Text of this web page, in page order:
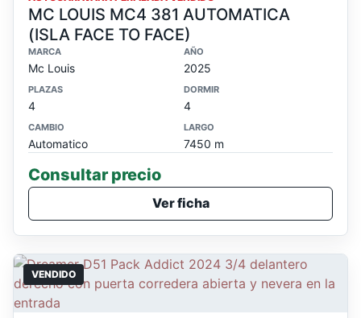
MC LOUIS MC4 381 AUTOMATICA
(ISLA FACE TO FACE)
MARCA
Mc Louis
AÑO
2025
PLAZAS
4
DORMIR
4
CAMBIO
Automatico
LARGO
7450 m
Consultar precio
Ver ficha
VENDIDO